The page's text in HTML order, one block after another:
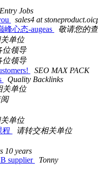
Jobs
sales4 at
心态-augeas
敬请您的
单位
位领导
位领导
SEO MAX PACK
Quality Backlinks
关单位
单位
程
请转交相关单位
10 years
supplier
Tonny